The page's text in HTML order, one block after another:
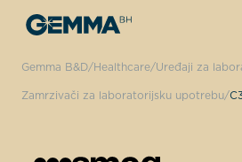
Gemma B&D Healthcare Uređaji za
Zamrzivači za laboratorijsku upotrebu